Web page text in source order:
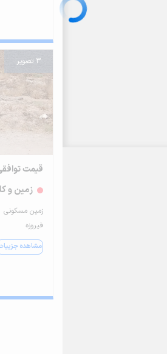
3 تصویر
قیمت
زمین و
زمین مسکونی
فیروزه
مشاهده